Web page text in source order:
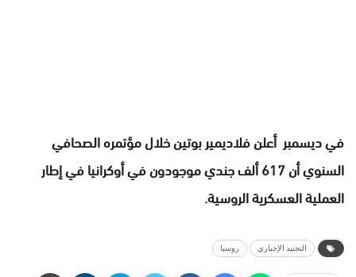
في ديسمبر أعلن فلاديمير بوتين خلال مؤتمره الصحافي
السنوي أن 617 ألف جندي موجودون في أوكرانيا في إطار
العملية العسكرية الروسية.
التجنيد الإجباري روسيا